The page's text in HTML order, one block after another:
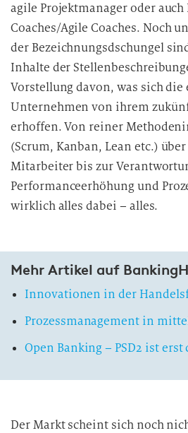
agile Projektmanager oder auch
Coaches/Agile Coaches. Noch
der Bezeichnungsdschungel
Inhalte der
Vorstellung davon, was sich die
Unternehmen von ihrem
erhoffen. Von reiner
(Scrum, Kanban, Lean etc.)
Mitarbeiter bis zur
Performanceerhöhung und
wirklich alles dabei – alles.
Mehr Artikel auf
Innovationen in der
Prozessmanagement in
Open Banking – PSD2 ist
Der Markt scheint sich noch